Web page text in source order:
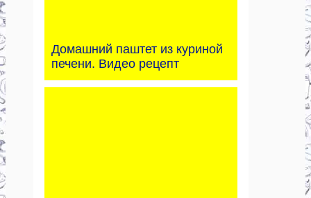
Домашний паштет из куриной
печени. Видео рецепт